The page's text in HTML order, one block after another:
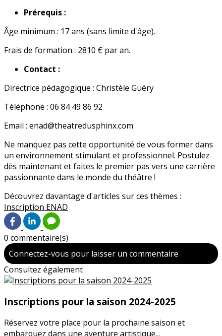
Prérequis :
Âge minimum : 17 ans (sans limite d'âge).
Frais de formation : 2810 € par an.
Contact :
Directrice pédagogique : Christèle Guéry
Téléphone : 06 84 49 86 92
Email : enad@theatredusphinx.com
Ne manquez pas cette opportunité de vous former dans
un environnement stimulant et professionnel. Postulez
dès maintenant et faites le premier pas vers une carrière
passionnante dans le monde du théâtre !
Découvrez davantage d'articles sur ces thèmes :
Inscription ENAD
0 commentaire(s)
Connectez-vous pour laisser un commentaire
Consultez également
Inscriptions pour la saison 2024-2025
Réservez votre place pour la prochaine saison et
embarquez dans une aventure artistique...